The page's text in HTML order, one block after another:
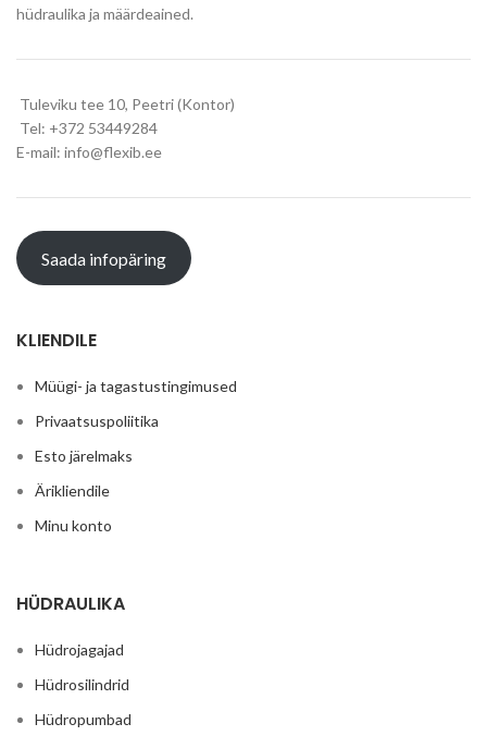
hüdraulika ja määrdeained.
Tuleviku tee 10, Peetri (Kontor)
Tel: +372 53449284
E-mail: info@flexib.ee
Saada infopäring
KLIENDILE
Müügi- ja tagastustingimused
Privaatsuspoliitika
Esto järelmaks
Ärikliendile
Minu konto
HÜDRAULIKA
Hüdrojagajad
Hüdrosilindrid
Hüdropumbad